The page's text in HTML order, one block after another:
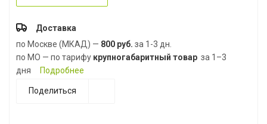
Доставка
по Москве (МКАД) — 800 руб. за 1-3 дн.
по МО — по тарифу крупногабаритный товар за 1–3
дня
Подробнее
Поделиться